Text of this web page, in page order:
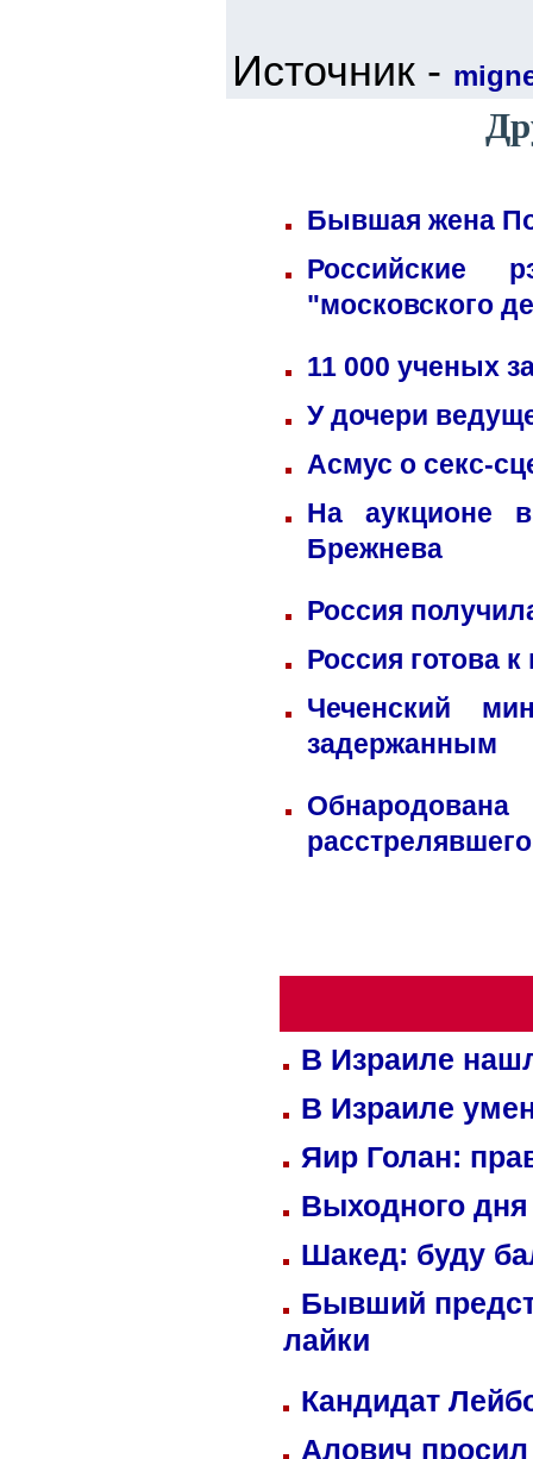
Источник -
Бывшая жена
Российские
"московского
11 000 ученых
У дочери
Асмус о секс-
На аукционе
Брежнева
Россия
Россия готова
Чеченский
задержанным
В Израиле
В Израиле
Яир Голан:
Выходного
Шакед: буду
Бывший
лайки
Кандидат
Алович просил